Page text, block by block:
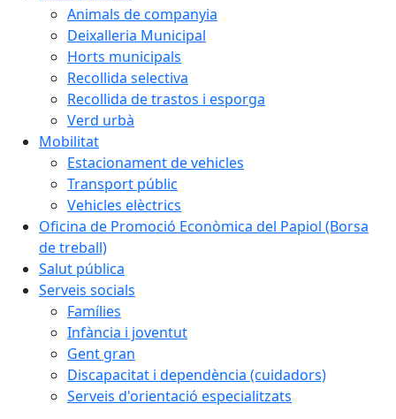
Animals de companyia
Deixalleria Municipal
Horts municipals
Recollida selectiva
Recollida de trastos i esporga
Verd urbà
Mobilitat
Estacionament de vehicles
Transport públic
Vehicles elèctrics
Oficina de Promoció Econòmica del Papiol (Borsa
de treball)
Salut pública
Serveis socials
Famílies
Infància i joventut
Gent gran
Discapacitat i dependència (cuidadors)
Serveis d'orientació especialitzats